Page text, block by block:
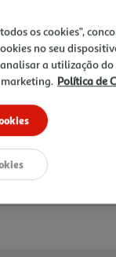
e sem
os cookies",
no seu
a utilização
Política de